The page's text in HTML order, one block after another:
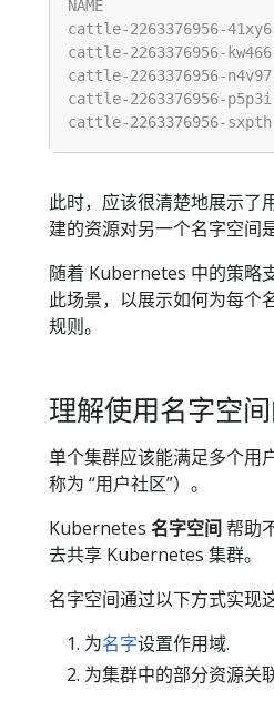
此时，应该很清楚地展示了
建的资源对另一个名字空间
随着 Kubernetes 中的策略
此场景，以展示如何为每个
规则。
理解使用名字空
单个集群应该能满足多个用
称为 “用户社区”）。
Kubernetes 名字空间 帮助
去共享 Kubernetes 集群。
名字空间通过以下方式实现这
为名字设置作用域.
为集群中的部分资源关